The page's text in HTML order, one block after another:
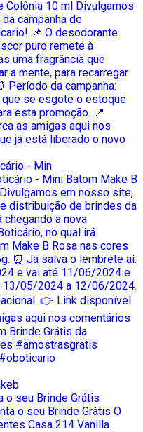
- Min
o seu Brinde Grátis